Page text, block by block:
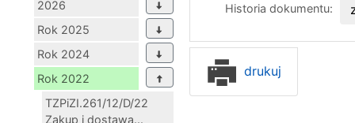
2026
Rok 2025
Rok 2024
Rok 2022
TZPiZI.261/12/D/22
Zakup i dostawa...
Historia dokumentu:
drukuj